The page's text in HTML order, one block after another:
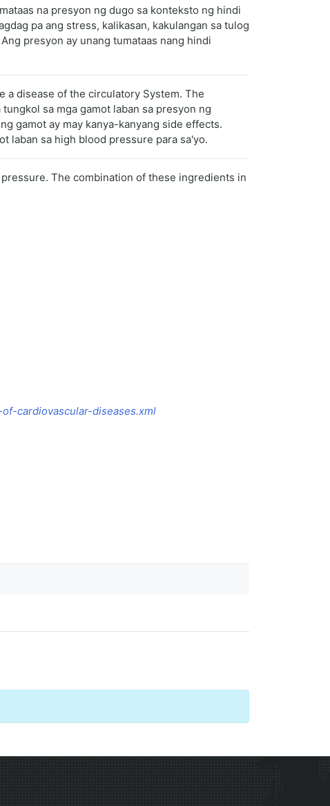
na presyon ng dugo sa konteksto ng hindi
pa ang stress, kalikasan, kakulangan sa tulog
presyon ay unang tumataas nang hindi
a disease of the circulatory System. The
sa mga gamot laban sa presyon ng
gamot ay may kanya-kanyang side effects.
laban sa high blood pressure para sa'yo.
The combination of these ingredients in
cardiovascular-diseases.xml